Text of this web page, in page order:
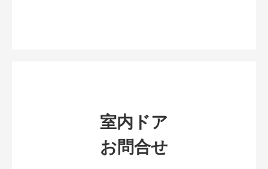
室内ドア
お問合せ